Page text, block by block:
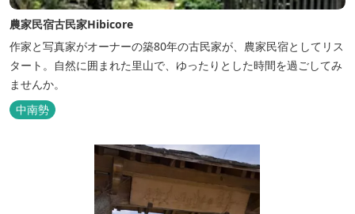
農家民宿古民家Hibicore
作家と写真家がオーナーの築80年の古民家が、農家民宿としてリス
タート。自然に囲まれた里山で、ゆったりとした時間を過ごしてみ
ませんか。
中南勢